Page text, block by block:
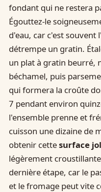
fondant qui ne restera
Égouttez-le
d'eau, car c'est
détrempe un gratin.
un plat à gratin beurré,
béchamel, puis
qui formera la croûte
7 pendant environ
l'ensemble prenne et
cuisson une dizaine de
obtenir cettesurface
légèrement
dernière étape, car le
et le fromage peut vite